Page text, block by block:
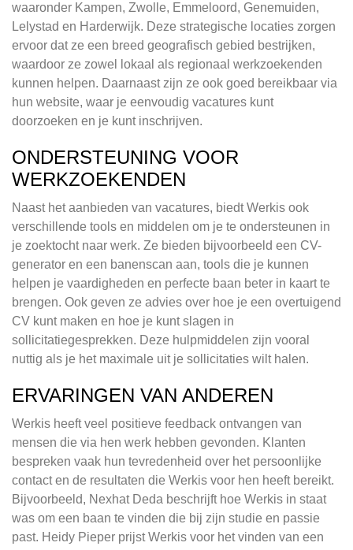
waaronder Kampen, Zwolle, Emmeloord, Genemuiden,
Lelystad en Harderwijk. Deze strategische locaties zorgen
ervoor dat ze een breed geografisch gebied bestrijken,
waardoor ze zowel lokaal als regionaal werkzoekenden
kunnen helpen. Daarnaast zijn ze ook goed bereikbaar via
hun website, waar je eenvoudig vacatures kunt
doorzoeken en je kunt inschrijven.
ONDERSTEUNING VOOR
WERKZOEKENDEN
Naast het aanbieden van vacatures, biedt Werkis ook
verschillende tools en middelen om je te ondersteunen in
je zoektocht naar werk. Ze bieden bijvoorbeeld een CV-
generator en een banenscan aan, tools die je kunnen
helpen je vaardigheden en perfecte baan beter in kaart te
brengen. Ook geven ze advies over hoe je een overtuigend
CV kunt maken en hoe je kunt slagen in
sollicitatiegesprekken. Deze hulpmiddelen zijn vooral
nuttig als je het maximale uit je sollicitaties wilt halen.
ERVARINGEN VAN ANDEREN
Werkis heeft veel positieve feedback ontvangen van
mensen die via hen werk hebben gevonden. Klanten
bespreken vaak hun tevredenheid over het persoonlijke
contact en de resultaten die Werkis voor hen heeft bereikt.
Bijvoorbeeld, Nexhat Deda beschrijft hoe Werkis in staat
was om een baan te vinden die bij zijn studie en passie
past. Heidy Pieper prijst Werkis voor het vinden van een